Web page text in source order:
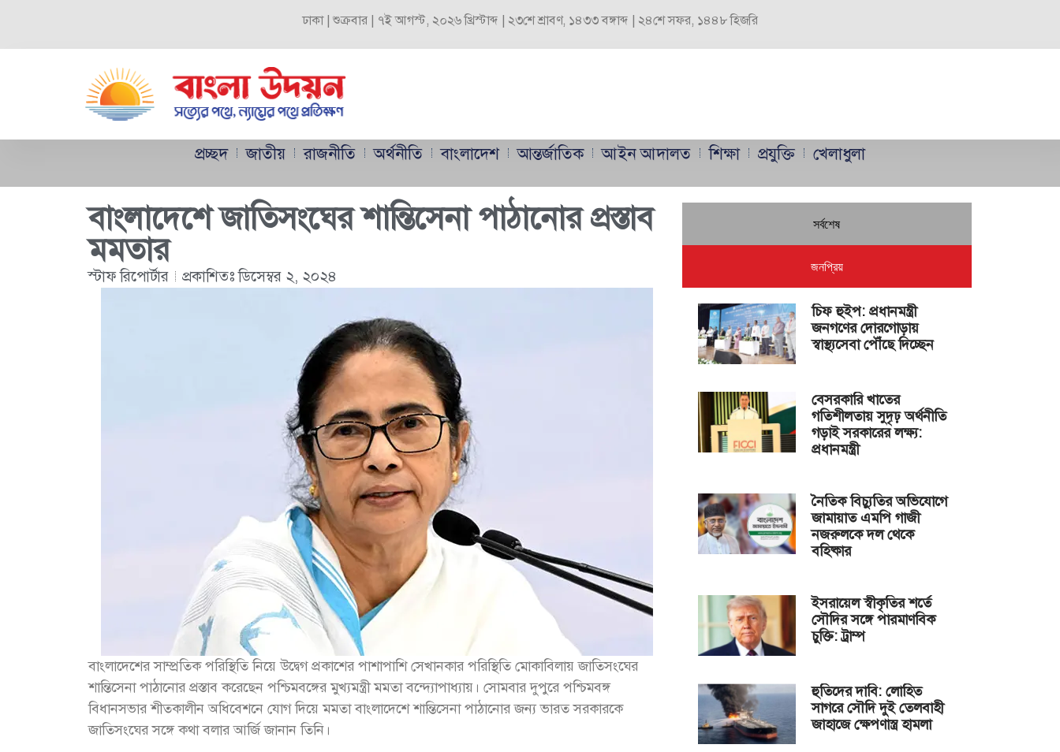
ঢাকা | শুক্রবার | ৭ই আগস্ট, ২০২৬ খ্রিস্টাব্দ | ২৩শে শ্রাবণ, ১৪৩৩ বঙ্গাব্দ | ২৪শে সফর, ১৪৪৮ হিজরি
প্রচ্ছদ জাতীয় রাজনীতি অর্থনীতি বাংলাদেশ আন্তর্জাতিক আইন আদালত শিক্ষা প্রযুক্তি খেলাধুলা
বাংলাদেশে জাতিসংঘের শান্তিসেনা পাঠানোর প্রস্তাব
মমতার
স্টাফ রিপোর্টার প্রকাশিতঃডিসেম্বর ২, ২০২৪
বাংলাদেশের সাম্প্রতিক পরিস্থিতি নিয়ে উদ্বেগ প্রকাশের পাশাপাশি সেখানকার পরিস্থিতি মোকাবিলায় জাতিসংঘের
শান্তিসেনা পাঠানোর প্রস্তাব করেছেন পশ্চিমবঙ্গের মুখ্যমন্ত্রী মমতা বন্দ্যোপাধ্যায়। সোমবার দুপুরে পশ্চিমবঙ্গ
বিধানসভার শীতকালীন অধিবেশনে যোগ দিয়ে মমতা বাংলাদেশে শান্তিসেনা পাঠানোর জন্য ভারত সরকারকে
জাতিসংঘের সঙ্গে কথা বলার আর্জি জানান তিনি।
সর্বশেষ
জনপ্রিয়
চিফ হুইপ: প্রধানমন্ত্রী
জনগণের দোরগোড়ায়
স্বাস্থ্যসেবা পৌঁছে দিচ্ছেন
বেসরকারি খাতের
গতিশীলতায় সুদৃঢ় অর্থনীতি
গড়াই সরকারের লক্ষ্য:
প্রধানমন্ত্রী
নৈতিক বিচ্যুতির অভিযোগে
জামায়াত এমপি গাজী
নজরুলকে দল থেকে
বহিষ্কার
ইসরায়েল স্বীকৃতির শর্তে
সৌদির সঙ্গে পারমাণবিক
চুক্তি: ট্রাম্প
হুতিদের দাবি: লোহিত
সাগরে সৌদি দুই তেলবাহী
জাহাজে ক্ষেপণাস্ত্র হামলা